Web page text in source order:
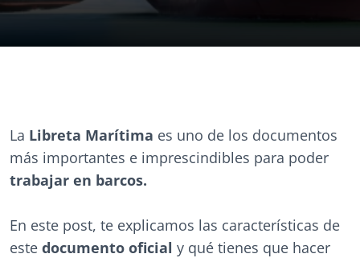
La Libreta Marítima es uno de los documentos
más importantes e imprescindibles para poder
trabajar en barcos.
En este post, te explicamos las características de
este documento oficial y qué tienes que hacer